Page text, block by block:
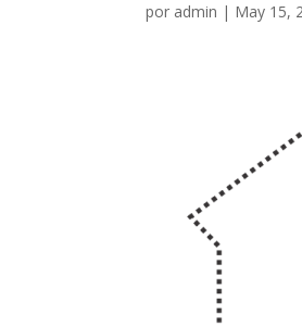
por admin | May 15,